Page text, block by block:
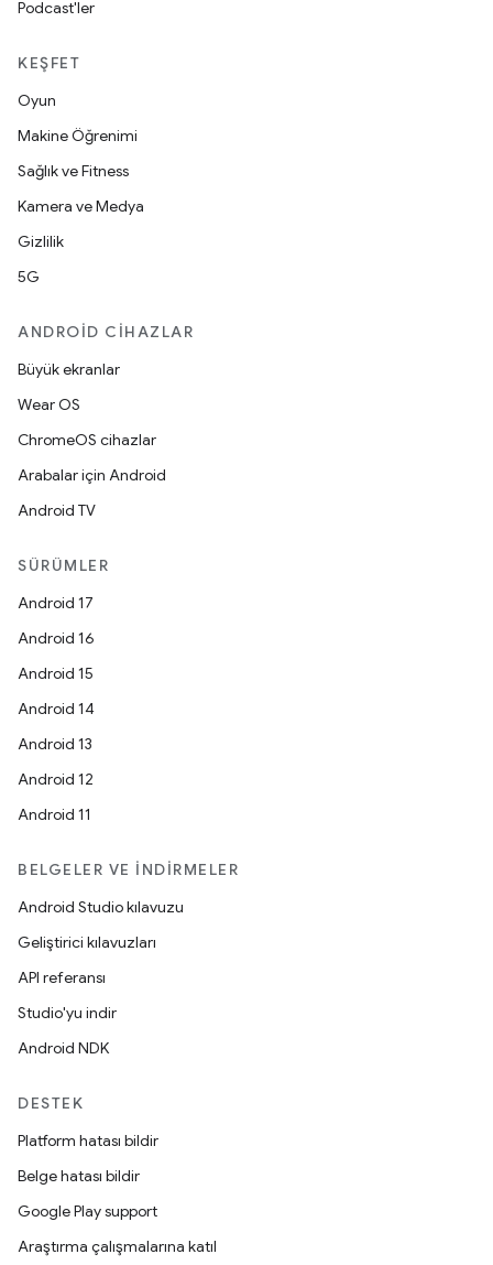
Podcast'ler
KEŞFET
Oyun
Makine Öğrenimi
Sağlık ve Fitness
Kamera ve Medya
Gizlilik
5G
ANDROID CIHAZLAR
Büyük ekranlar
Wear OS
ChromeOS cihazlar
Arabalar için Android
Android TV
SÜRÜMLER
Android 17
Android 16
Android 15
Android 14
Android 13
Android 12
Android 11
BELGELER VE İNDIRMELER
Android Studio kılavuzu
Geliştirici kılavuzları
API referansı
Studio'yu indir
Android NDK
DESTEK
Platform hatası bildir
Belge hatası bildir
Google Play support
Araştırma çalışmalarına katıl